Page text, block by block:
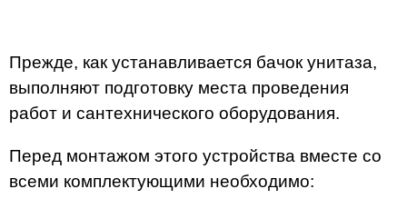
Прежде, как устанавливается бачок унитаза,
выполняют подготовку места проведения
работ и сантехнического оборудования.
Перед монтажом этого устройства вместе со
всеми комплектующими необходимо: